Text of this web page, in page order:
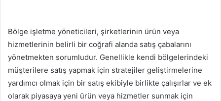
Bölge işletme yöneticileri, şirketlerinin ürün veya
hizmetlerinin belirli bir coğrafi alanda satış çabalarını
yönetmekten sorumludur. Genellikle kendi bölgelerindeki
müşterilere satış yapmak için stratejiler geliştirmelerine
yardımcı olmak için bir satış ekibiyle birlikte çalışırlar ve ek
olarak piyasaya yeni ürün veya hizmetler sunmak için